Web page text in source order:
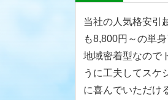
当社の人気格安引
も8,800円～の単
地域密着型なので
うに工夫してスケ
に喜んでいただけ